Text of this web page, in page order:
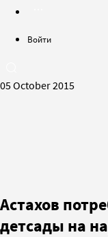
Войти
05 October 2015
Астахов
детсады на